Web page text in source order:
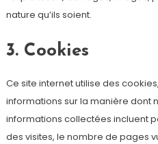
nature qu’ils soient.
3. Cookies
Ce site internet utilise des
informations sur la manière dont
informations collectées incluent
des visites, le nombre de pages